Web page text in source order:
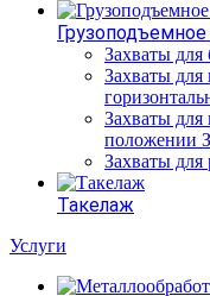
Захваты
Захваты для
Захваты для
положении
Захваты для
Такелаж
Услуги